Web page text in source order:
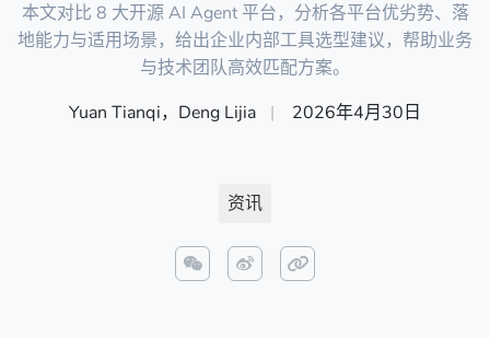
本文对比 8 大开源 AI Agent 平台，分析各平台优劣势、落
地能力与适用场景，给出企业内部工具选型建议，帮助业务
与技术团队高效匹配方案。
Yuan Tianqi，Deng Lijia
| 2026年4月30日
资讯